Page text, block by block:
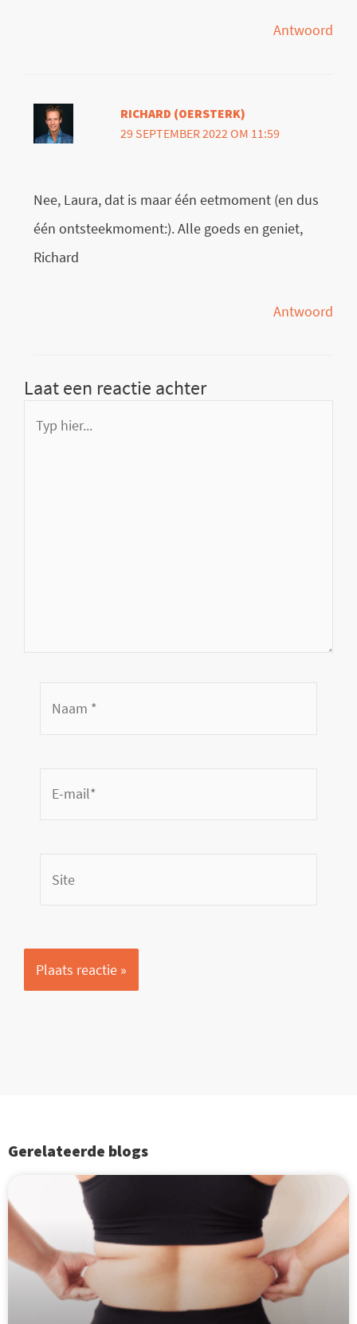
Antwoord
RICHARD (OERSTERK)
29 SEPTEMBER 2022 OM 11:59
Nee, Laura, dat is maar één eetmoment (en dus
één ontsteekmoment:). Alle goeds en geniet,
Richard
Antwoord
Laat een reactie achter
Gerelateerde blogs